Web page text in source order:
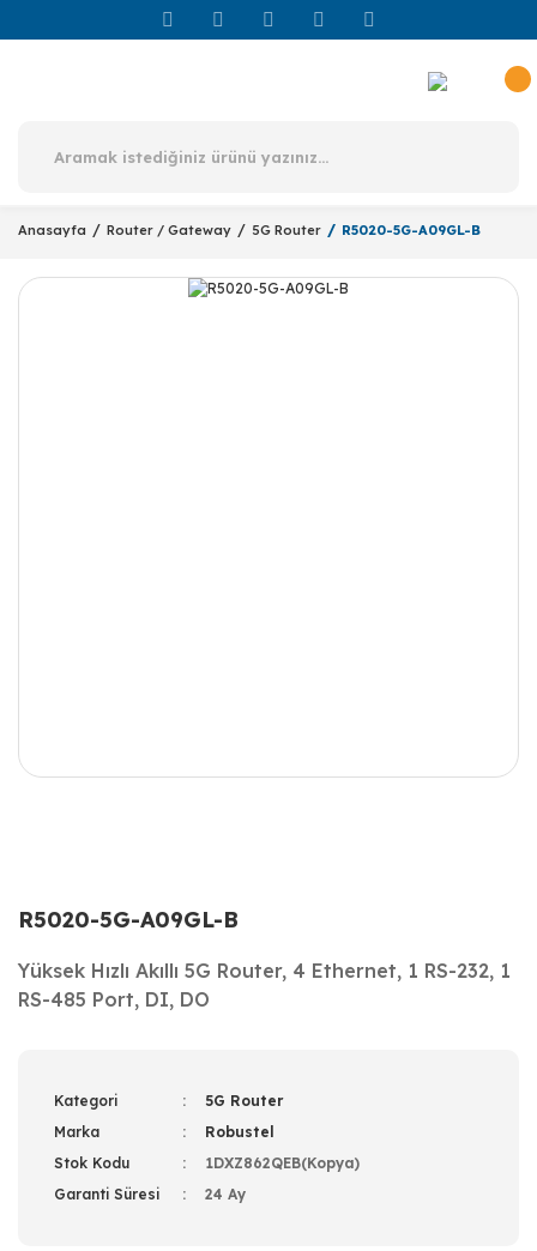
Anasayfa Router / Gateway 5G Router R5020-5G-A09GL-B
R5020-5G-A09GL-B
Yüksek Hızlı Akıllı 5G Router, 4 Ethernet, 1 RS-232, 1
RS-485 Port, DI, DO
Kategori
5G Router
Marka
Robustel
Stok Kodu
1DXZ862QEB(Kopya)
Garanti Süresi
24 Ay